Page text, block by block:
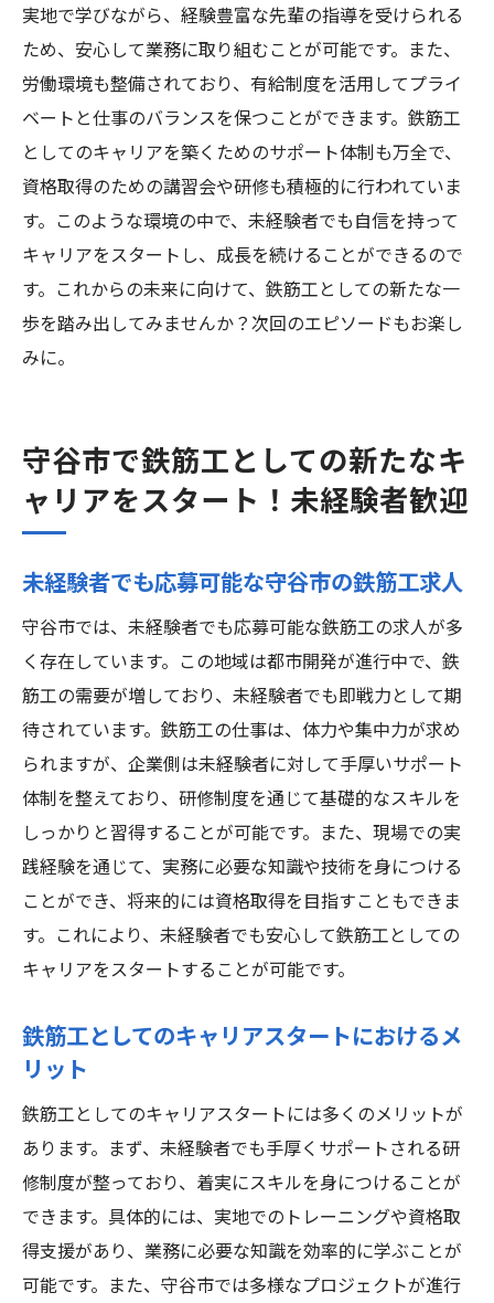
実践例
未経験者が守谷市で鉄筋工として輝くため
の条件
高収入を目指す未経験者必見！守谷市での鉄筋
工求人と有給制度
未経験からでも高収入を狙える守谷市の鉄
筋工求人
守谷市での鉄筋工求人がもたらす収入アッ
プのチャンス
未経験者が守谷市で鉄筋工として稼ぐため
のステップ
実地で学びながら、経験豊富な先輩の指導を受けられる
ため、安心して業務に取り組むことが可能です。また、
労働環境も整備されており、有給制度を活用してプライ
ベートと仕事のバランスを保つことができます。鉄筋工
としてのキャリアを築くためのサポート体制も万全で、
資格取得のための講習会や研修も積極的に行われていま
す。このような環境の中で、未経験者でも自信を持って
キャリアをスタートし、成長を続けることができるので
す。これからの未来に向けて、鉄筋工としての新たな一
歩を踏み出してみませんか？次回のエピソードもお楽し
みに。
守谷市で鉄筋工としての新たなキ
ャリアをスタート！未経験者歓迎
未経験者でも応募可能な守谷市の鉄筋工求人
守谷市では、未経験者でも応募可能な鉄筋工の求人が多
く存在しています。この地域は都市開発が進行中で、鉄
筋工の需要が増しており、未経験者でも即戦力として期
待されています。鉄筋工の仕事は、体力や集中力が求め
られますが、企業側は未経験者に対して手厚いサポート
体制を整えており、研修制度を通じて基礎的なスキルを
しっかりと習得することが可能です。また、現場での実
践経験を通じて、実務に必要な知識や技術を身につける
ことができ、将来的には資格取得を目指すこともできま
す。これにより、未経験者でも安心して鉄筋工としての
キャリアをスタートすることが可能です。
鉄筋工としてのキャリアスタートにおけるメ
リット
鉄筋工としてのキャリアスタートには多くのメリットが
あります。まず、未経験者でも手厚くサポートされる研
修制度が整っており、着実にスキルを身につけることが
できます。具体的には、実地でのトレーニングや資格取
得支援があり、業務に必要な知識を効率的に学ぶことが
可能です。また、守谷市では多様なプロジェクトが進行